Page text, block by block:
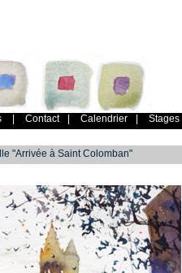
Contact Calendrier Stages
"Arrivée à Saint Colomban"